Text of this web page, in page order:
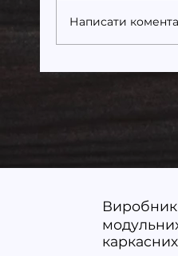
будинки:
Написати